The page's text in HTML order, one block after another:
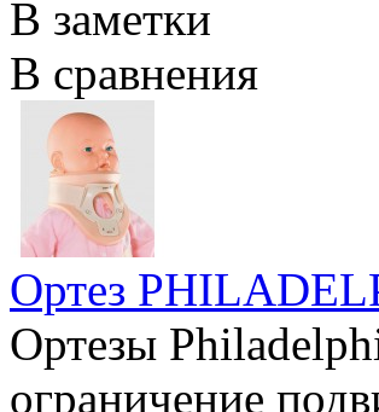
В заметки
В сравнения
Ортез
Ортезы
ограничение